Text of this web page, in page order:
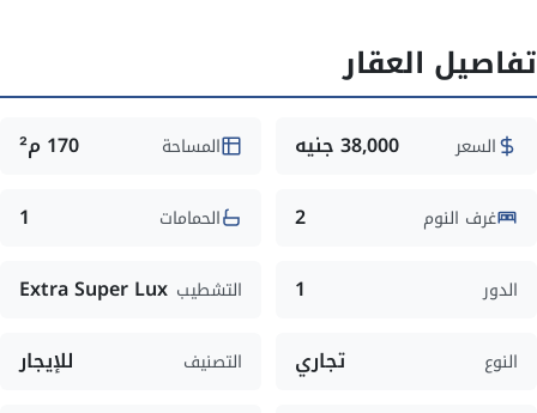
تفاصيل العقار
السعر 38,000 جنيه المساحة 170 م²
غرف النوم 2 الحمامات 1
الدور 1 التشطيب Extra Super Lux
النوع تجاري التصنيف للإيجار